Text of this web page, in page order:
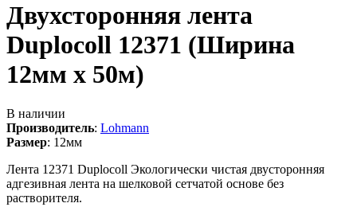
Двухсторонняя лента
Duplocoll 12371 (Ширина
12мм х 50м)
В наличии
Производитель: Lohmann
Размер: 12мм
Лента 12371 Duplocoll Экологически чистая двусторонняя
адгезивная лента на шелковой сетчатой основе без
растворителя.